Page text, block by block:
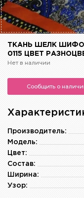
ТКАНЬ ШЕЛК
0115 ЦВЕТ
Нет в наличии
Сообщить о
Производитель:
Модель:
Цвет:
Состав:
Ширина:
Узор: